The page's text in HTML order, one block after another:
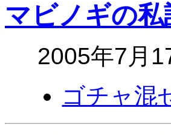
マビノギの私
2005年7月
ゴチャ混